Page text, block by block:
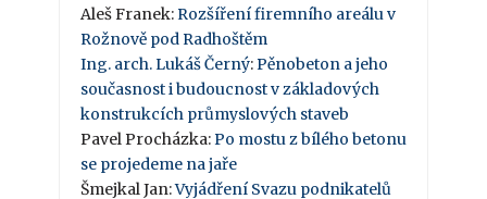
Aleš Franek: Rozšíření firemního areálu v
Rožnově pod Radhoštěm
Ing. arch. Lukáš Černý: Pěnobeton a jeho
současnost i budoucnost v základových
konstrukcích průmyslových staveb
Pavel Procházka: Po mostu z bílého betonu
se projedeme na jaře
Šmejkal Jan:Vyjádření Svazu podnikatelů